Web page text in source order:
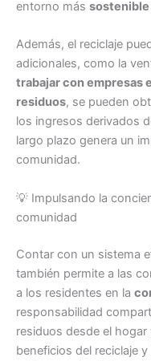
entorno más sostenible
Además, el reciclaje
adicionales, como la
trabajar con empresas
residuos, se pueden
los ingresos derivados
largo plazo genera un
comunidad.
💡 Impulsando la
comunidad
Contar con un sistema
también permite a las
a los residentes en la
responsabilidad
residuos desde el
beneficios del reciclaje